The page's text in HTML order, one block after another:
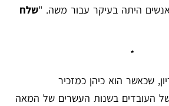
היתה בעיקר עבור משה. "שלח
*
שכאשר הוא כיהן כמזכיר
העובדים בשנות העשרים של המאה